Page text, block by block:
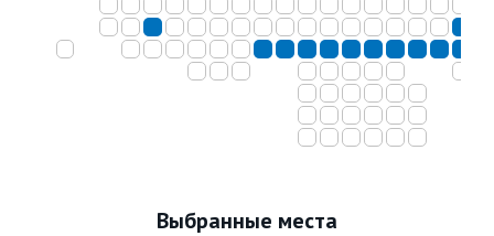
Выбранные места